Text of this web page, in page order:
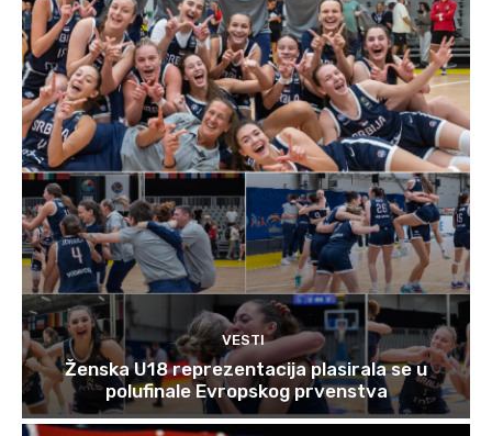
VESTI
Ženska U18 reprezentacija plasirala se u
polufinale Evropskog prvenstva